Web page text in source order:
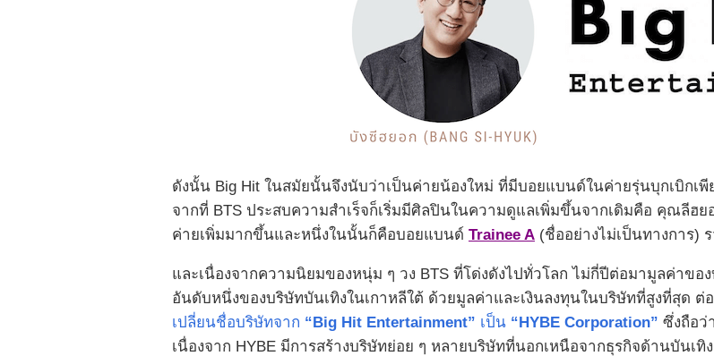
ดังนั้น Big Hit ในสมัยนั้นจึงนับว่าเป็นค่ายน้องใหม่ ที่มีบอยแบนด์ในค่ายรุ่นบุกเบิกเพี
จากที่ BTS ประสบความสำเร็จก็เริ่มมีศิลปินในความดูแลเพิ่มขึ้นจากเดิมคือ คุณลีฮย
ค่ายเพิ่มมากขึ้นและหนึ่งในนั้นก็คือบอยแบนด์ Trainee A(ชื่ออย่างไม่เป็นทางการ)
และเนื่องจากความนิยมของหนุ่ม ๆ วง BTS ที่โด่งดังไปทั่วโลก ไม่กี่ปีต่อมามูลค่าข
อันดับหนึ่งของบริษัทบันเทิงในเกาหลีใต้ ด้วยมูลค่าและเงินลงทุนในบริษัทที่สูงที่สุด ต่
เปลี่ยนชื่อบริษัทจาก “Big Hit Entertainment” เป็น “HYBE Corporation” ซึ่งถือว่
เนื่องจาก HYBE มีการสร้างบริษัทย่อย ๆ หลายบริษัทที่นอกเหนือจากธุรกิจด้านบันเทิ